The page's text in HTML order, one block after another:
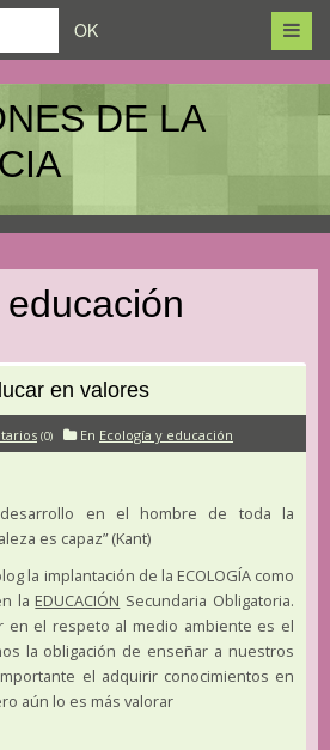
OK
DE LA
en valores
(0) En Ecología y educación
en el hombre de toda la
es capaz” (Kant)
la implantación de la ECOLOGÍA como
la EDUCACIÓN Secundaria Obligatoria.
en el respeto al medio ambiente es el
la obligación de enseñar a nuestros
el adquirir conocimientos en
aún lo es más valorar